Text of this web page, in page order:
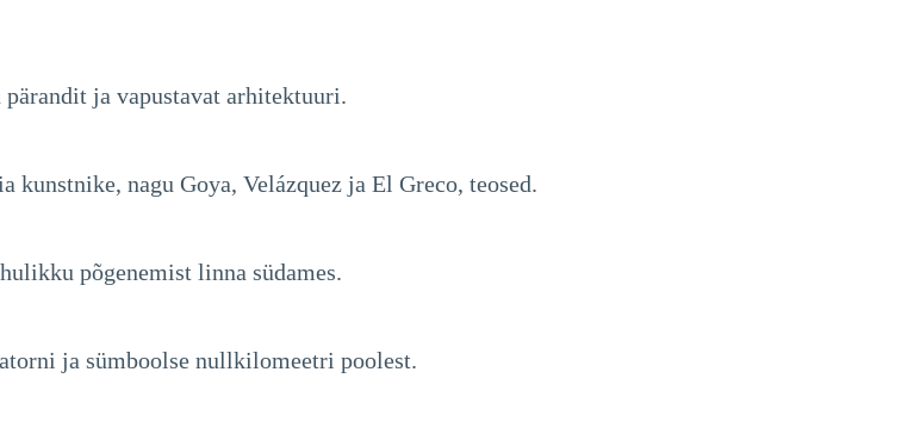
ja vapustavat arhitektuuri.
nagu Goya, Velázquez ja El Greco, teosed.
põgenemist linna südames.
ja sümboolse nullkilomeetri poolest.